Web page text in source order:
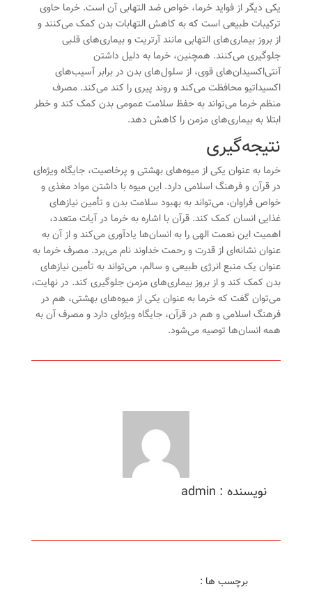
یکی دیگر از فواید خرما، خواص ضد التهابی آن است. خرما حاوی
ترکیبات طبیعی است که به کاهش التهابات بدن کمک می‌کنند و
از بروز بیماری‌های التهابی مانند آرتریت و بیماری‌های قلبی
جلوگیری می‌کنند. همچنین، خرما به دلیل داشتن
آنتی‌اکسیدان‌های قوی، از سلول‌های بدن در برابر آسیب‌های
اکسیداتیو محافظت می‌کند و روند پیری را کند می‌کند. مصرف
منظم خرما می‌تواند به حفظ سلامت عمومی بدن کمک کند و خطر
ابتلا به بیماری‌های مزمن را کاهش دهد.
نتیجه‌گیری
خرما به عنوان یکی از میوه‌های بهشتی و پرخاصیت، جایگاه ویژه‌ای
در قرآن و فرهنگ اسلامی دارد. این میوه با داشتن مواد مغذی و
خواص فراوان، می‌تواند به بهبود سلامت بدن و تأمین نیازهای
غذایی انسان کمک کند. قرآن با اشاره به خرما در آیات متعدد،
اهمیت این نعمت الهی را به انسان‌ها یادآوری می‌کند و از آن به
عنوان نشانه‌ای از قدرت و رحمت خداوند نام می‌برد. مصرف خرما به
عنوان یک منبع انرژی طبیعی و سالم، می‌تواند به تأمین نیازهای
بدن کمک کند و از بروز بیماری‌های مزمن جلوگیری کند. در نهایت،
می‌توان گفت که خرما به عنوان یکی از میوه‌های بهشتی، هم در
فرهنگ اسلامی و هم در قرآن، جایگاه ویژه‌ای دارد و مصرف آن به
همه انسان‌ها توصیه می‌شود.
نویسنده : admin
برچسب ها :